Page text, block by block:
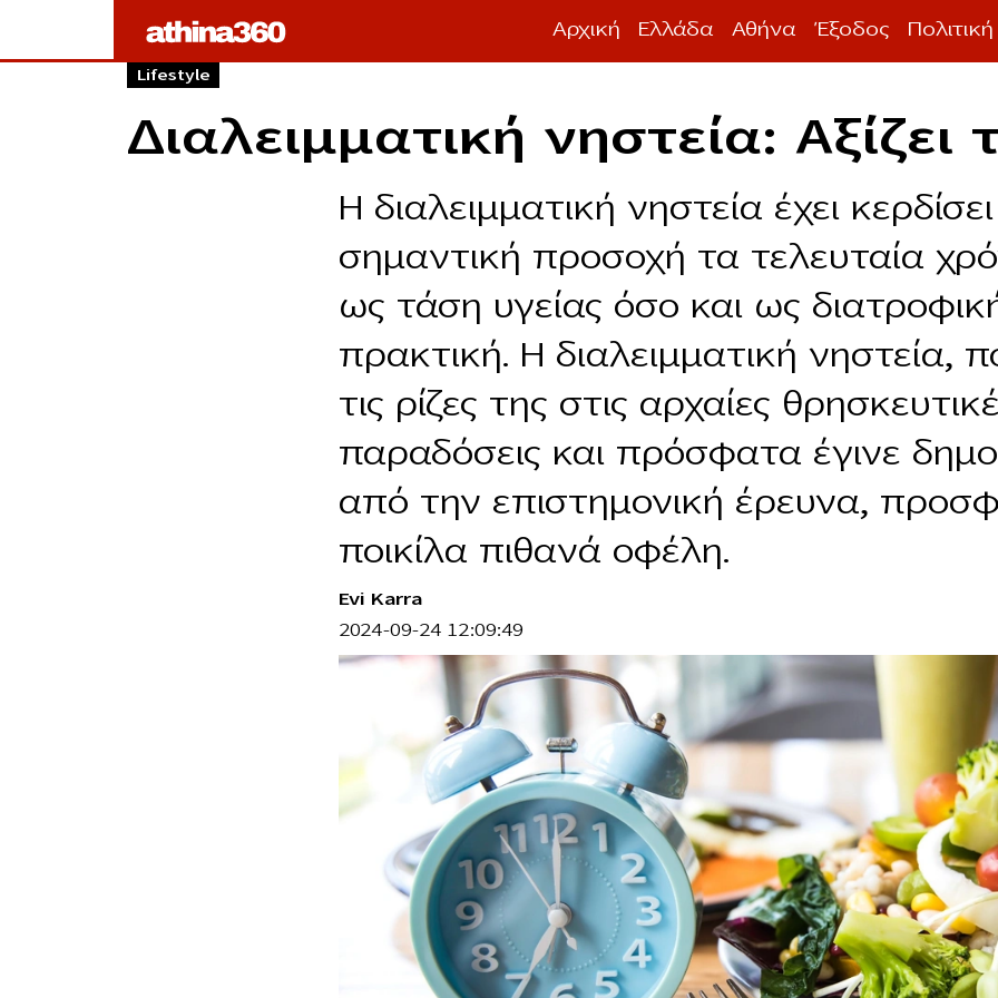
Αρχική Ελλάδα Αθήνα Έξοδος Πολιτική
Lifestyle
Διαλειμματική νηστεία: Αξίζει
Η διαλειμματική νηστεία έχει κερδίσει
σημαντική προσοχή τα τελευταία
ως τάση υγείας όσο και ως
πρακτική. Η διαλειμματική νηστεία,
τις ρίζες της στις αρχαίες
παραδόσεις και πρόσφατα έγινε
από την επιστημονική έρευνα,
ποικίλα πιθανά οφέλη.
Evi Karra
2024-09-24 12:09:49